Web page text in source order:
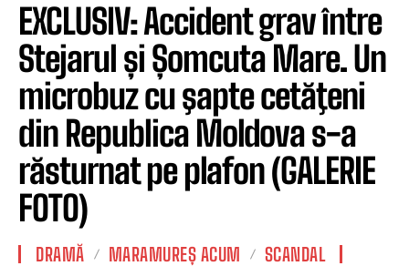
EXCLUSIV: Accident grav între
Stejarul și Șomcuta Mare. Un
microbuz cu şapte cetăţeni
din Republica Moldova s-a
răsturnat pe plafon (GALERIE
FOTO)
DRAMĂ MARAMUREȘ ACUM SCANDAL